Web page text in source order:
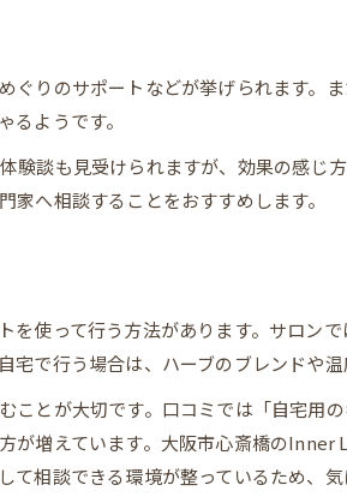
理なく続けるためのポイント
時に意識したい安全対策
変化と上手につきあうコツ
宅利用時の注意点まとめ
りのサポートなどが挙げられます。
ようです。
験談も見受けられますが、効果の感じ
へ相談することをおすすめします。
使って行う方法があります。サロン
で行う場合は、ハーブのブレンドや温
とが大切です。口コミでは「自宅用
増えています。大阪市心斎橋のInner
相談できる環境が整っているため、